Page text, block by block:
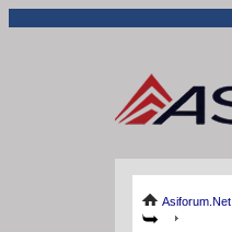
Asiforum.Net